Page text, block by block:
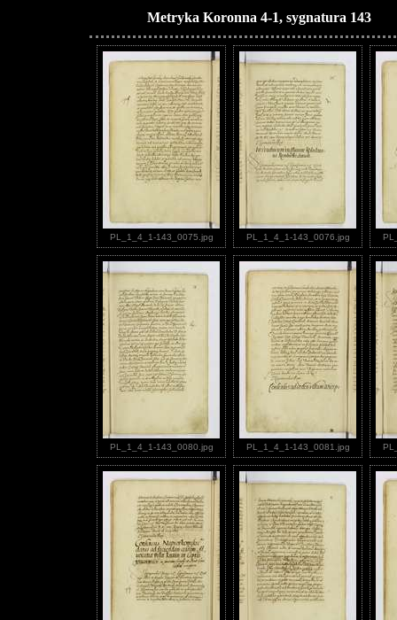
Metryka Koronna 4-1, sygnatura 143
PL_1_4_1-143_0075.jpg PL_1_4_1-143_0076.jpg
PL_1_4_1-143_0080.jpg PL_1_4_1-143_0081.jpg